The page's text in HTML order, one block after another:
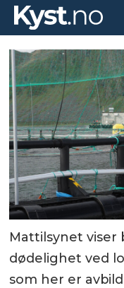
Mattilsynet
dødelighet ved
som her er